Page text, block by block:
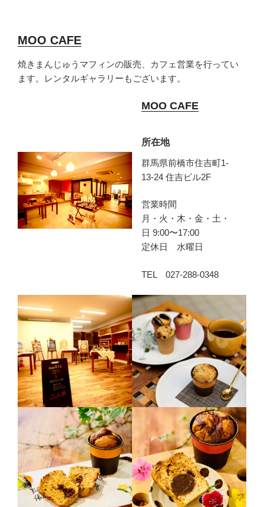
MOO CAFE
焼きまんじゅうマフィンの販売、カフェ営業を行ってい
ます。レンタルギャラリーもございます。
MOO CAFE
所在地
群馬県前橋市住吉町1-
13-24 住吉ビル2F
営業時間
月・火・木・金・土・
日 9:00〜17:00
定休日 水曜日
TEL 027-288-0348